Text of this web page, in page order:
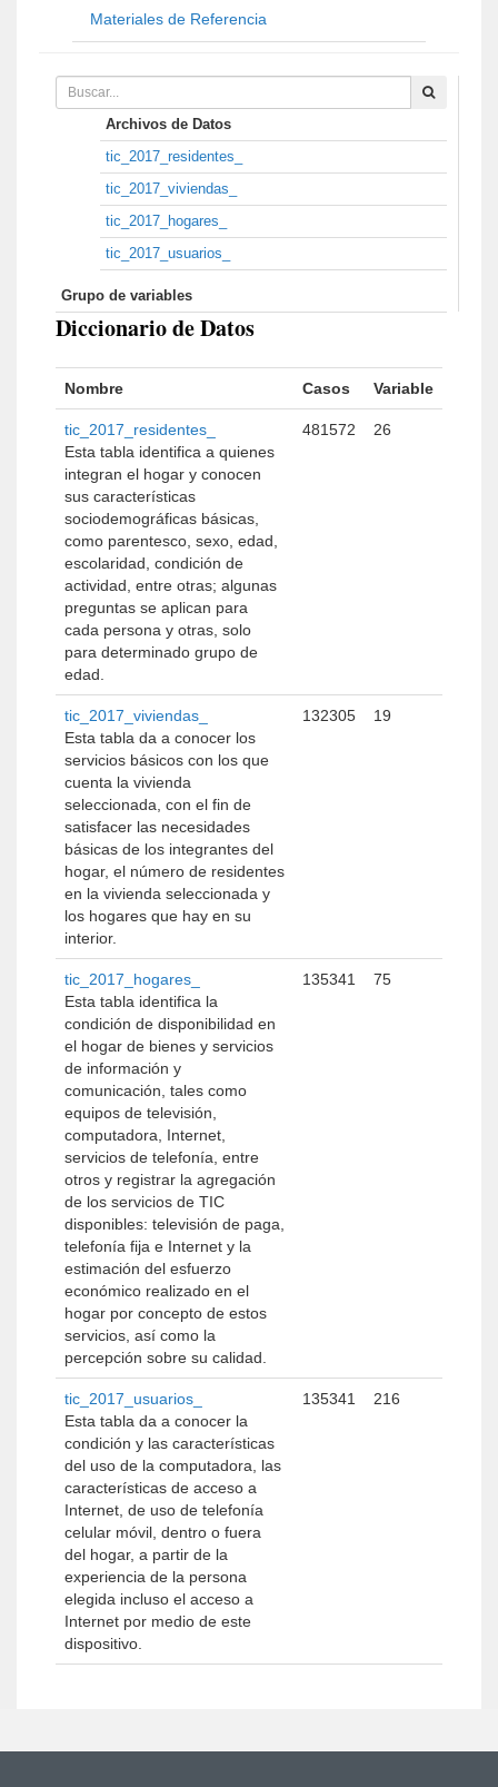
Materiales de Referencia
Archivos de Datos
tic_2017_residentes_
tic_2017_viviendas_
tic_2017_hogares_
tic_2017_usuarios_
Grupo de variables
Diccionario de Datos
Nombre Casos Variable
tic_2017_residentes_
Esta tabla identifica a quienes
integran el hogar y conocen
sus características
sociodemográficas básicas,
como parentesco, sexo, edad,
escolaridad, condición de
actividad, entre otras; algunas
preguntas se aplican para
cada persona y otras, solo
para determinado grupo de
edad.
481572 26
tic_2017_viviendas_
Esta tabla da a conocer los
servicios básicos con los que
cuenta la vivienda
seleccionada, con el fin de
satisfacer las necesidades
básicas de los integrantes del
hogar, el número de residentes
en la vivienda seleccionada y
los hogares que hay en su
interior.
132305 19
tic_2017_hogares_
Esta tabla identifica la
condición de disponibilidad en
el hogar de bienes y servicios
de información y
comunicación, tales como
equipos de televisión,
computadora, Internet,
servicios de telefonía, entre
otros y registrar la agregación
de los servicios de TIC
disponibles: televisión de paga,
telefonía fija e Internet y la
estimación del esfuerzo
económico realizado en el
hogar por concepto de estos
servicios, así como la
percepción sobre su calidad.
135341 75
tic_2017_usuarios_
Esta tabla da a conocer la
condición y las características
del uso de la computadora, las
características de acceso a
Internet, de uso de telefonía
celular móvil, dentro o fuera
del hogar, a partir de la
experiencia de la persona
elegida incluso el acceso a
Internet por medio de este
dispositivo.
135341 216